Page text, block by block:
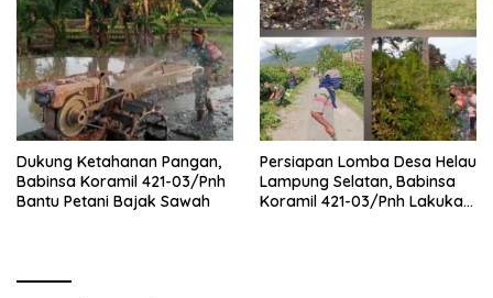
Dukung Ketahanan Pangan,
Babinsa Koramil 421-03/Pnh
Bantu Petani Bajak Sawah
Persiapan Lomba Desa Helau
Lampung Selatan, Babinsa
Koramil 421-03/Pnh Lakukan